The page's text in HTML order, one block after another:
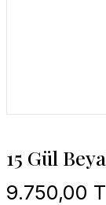
15 Gül
9.750,00